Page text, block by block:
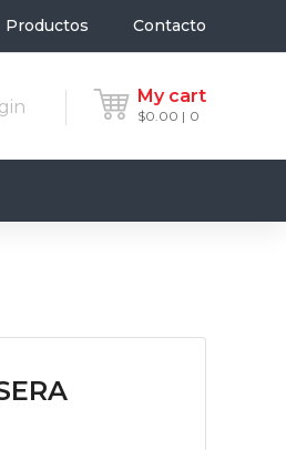
Productos Contacto
My cart
$0.00 0